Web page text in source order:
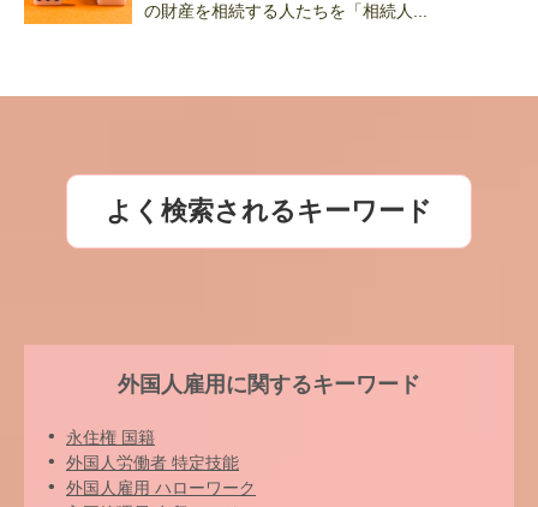
の財産を相続する人たちを「相続人...
よく検索されるキーワード
外国人雇用に関するキーワード
永住権 国籍
外国人労働者 特定技能
外国人雇用 ハローワーク